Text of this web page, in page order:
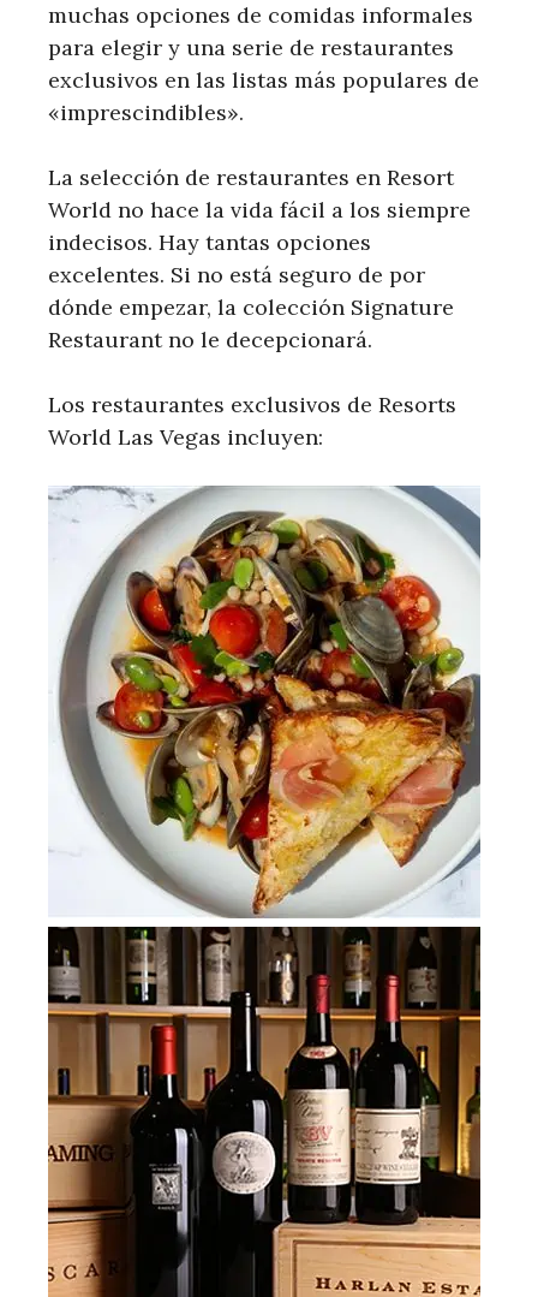
muchas opciones de comidas informales
para elegir y una serie de restaurantes
exclusivos en las listas más populares de
«imprescindibles».
La selección de restaurantes en Resort
World no hace la vida fácil a los siempre
indecisos. Hay tantas opciones
excelentes. Si no está seguro de por
dónde empezar, la colección Signature
Restaurant no le decepcionará.
Los restaurantes exclusivos de Resorts
World Las Vegas incluyen: